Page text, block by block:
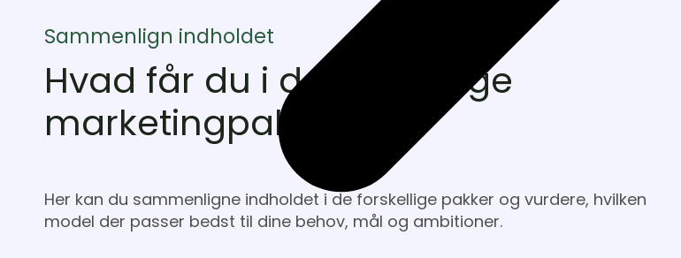
Sammenlign indholdet
Hvad får du i de forskellige
marketingpakker?
Her kan du sammenligne indholdet i de forskellige pakker og vurdere, hvilken
model der passer bedst til dine behov, mål og ambitioner.